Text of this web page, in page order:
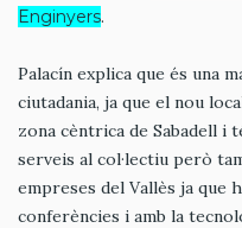
Enginyers.
Palacín explica que és una
ciutadania, ja que el nou
zona cèntrica de Sabadell i
serveis al col·lectiu però
empreses del Vallès ja que
conferències i amb la